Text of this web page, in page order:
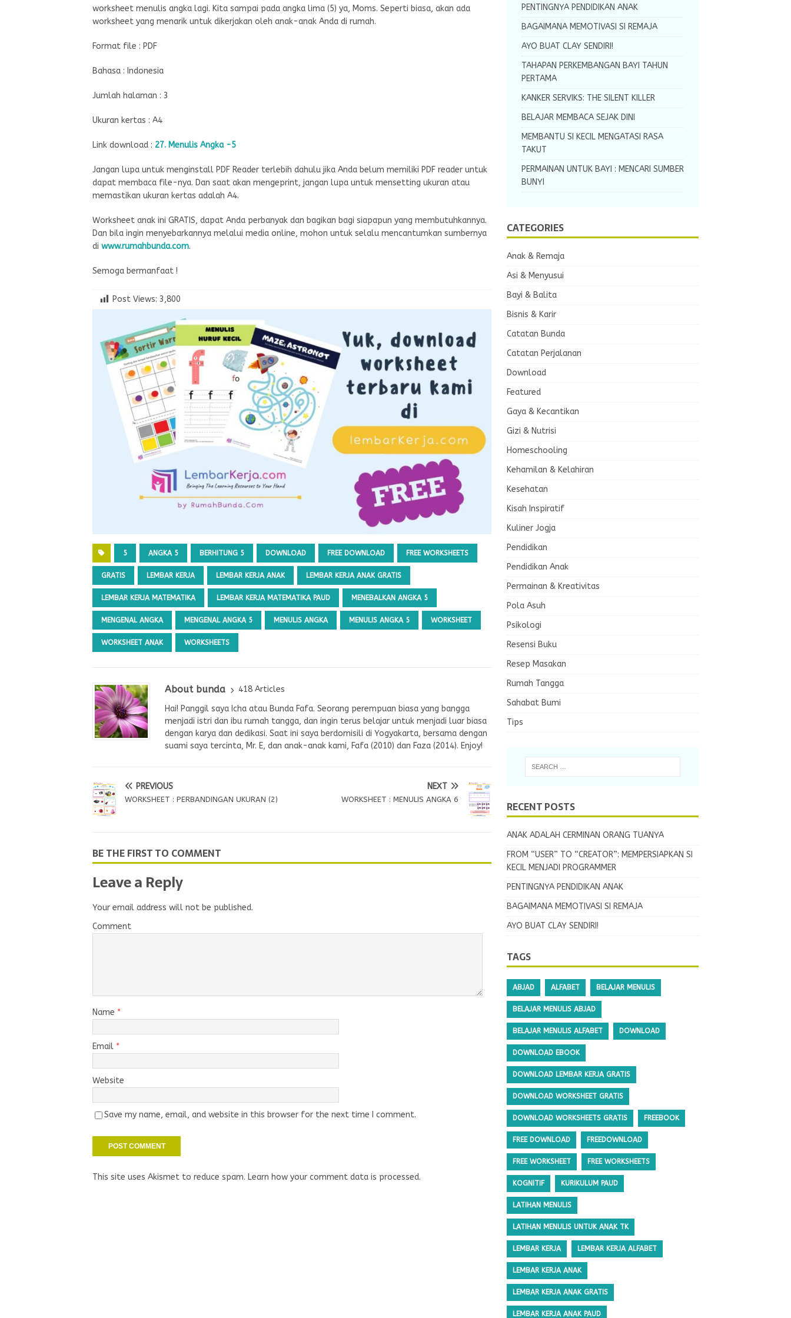
worksheet menulis angka lagi. Kita sampai pada angka lima (5) ya, Moms. Seperti biasa, akan ada
worksheet yang menarik untuk dikerjakan oleh anak-anak Anda di rumah.
Format file : PDF
Bahasa : Indonesia
Jumlah halaman : 3
Ukuran kertas : A4
Link download : 27. Menulis Angka -5
Jangan lupa untuk menginstall PDF Reader terlebih dahulu jika Anda belum memiliki PDF reader untuk
dapat membaca file-nya. Dan saat akan mengeprint, jangan lupa untuk mensetting ukuran atau
memastikan ukuran kertas adalah A4.
Worksheet anak ini GRATIS, dapat Anda perbanyak dan bagikan bagi siapapun yang membutuhkannya.
Dan bila ingin menyebarkannya melalui media online, mohon untuk selalu mencantumkan sumbernya
di www.rumahbunda.com.
Semoga bermanfaat !
Post Views: 3,800
5 ANGKA 5 BERHITUNG 5 DOWNLOAD FREE DOWNLOAD FREE WORKSHEETS
GRATIS LEMBAR KERJA LEMBAR KERJA ANAK LEMBAR KERJA ANAK GRATIS
LEMBAR KERJA MATEMATIKA LEMBAR KERJA MATEMATIKA PAUD MENEBALKAN ANGKA 5
MENGENAL ANGKA MENGENAL ANGKA 5 MENULIS ANGKA MENULIS ANGKA 5 WORKSHEET
WORKSHEET ANAK WORKSHEETS
About bunda
418 Articles
Hai! Panggil saya Icha atau Bunda Fafa. Seorang perempuan biasa yang bangga
menjadi istri dan ibu rumah tangga, dan ingin terus belajar untuk menjadi luar biasa
dengan karya dan dedikasi. Saat ini saya berdomisili di Yogyakarta, bersama dengan
suami saya tercinta, Mr. E, dan anak-anak kami, Fafa (2010) dan Faza (2014). Enjoy!
PREVIOUS
WORKSHEET : PERBANDINGAN UKURAN (2)
NEXT
WORKSHEET : MENULIS ANGKA 6
BE THE FIRST TO COMMENT
Leave a Reply
Your email address will not be published.
Comment
Name *
Email *
Website
Save my name, email, and website in this browser for the next time I comment.
This site uses Akismet to reduce spam. Learn how your comment data is processed.
PENTINGNYA PENDIDIKAN ANAK
BAGAIMANA MEMOTIVASI SI REMAJA
AYO BUAT CLAY SENDIRI!
TAHAPAN PERKEMBANGAN BAYI TAHUN
PERTAMA
KANKER SERVIKS: THE SILENT KILLER
BELAJAR MEMBACA SEJAK DINI
MEMBANTU SI KECIL MENGATASI RASA
TAKUT
PERMAINAN UNTUK BAYI : MENCARI SUMBER
BUNYI
CATEGORIES
Anak & Remaja
Asi & Menyusui
Bayi & Balita
Bisnis & Karir
Catatan Bunda
Catatan Perjalanan
Download
Featured
Gaya & Kecantikan
Gizi & Nutrisi
Homeschooling
Kehamilan & Kelahiran
Kesehatan
Kisah Inspiratif
Kuliner Jogja
Pendidikan
Pendidikan Anak
Permainan & Kreativitas
Pola Asuh
Psikologi
Resensi Buku
Resep Masakan
Rumah Tangga
Sahabat Bumi
Tips
RECENT POSTS
ANAK ADALAH CERMINAN ORANG TUANYA
FROM “USER” TO “CREATOR”: MEMPERSIAPKAN SI
KECIL MENJADI PROGRAMMER
PENTINGNYA PENDIDIKAN ANAK
BAGAIMANA MEMOTIVASI SI REMAJA
AYO BUAT CLAY SENDIRI!
TAGS
ABJAD ALFABET BELAJAR MENULIS
BELAJAR MENULIS ABJAD
BELAJAR MENULIS ALFABET DOWNLOAD
DOWNLOAD EBOOK
DOWNLOAD LEMBAR KERJA GRATIS
DOWNLOAD WORKSHEET GRATIS
DOWNLOAD WORKSHEETS GRATIS FREEBOOK
FREE DOWNLOAD FREEDOWNLOAD
FREE WORKSHEET FREE WORKSHEETS
KOGNITIF KURIKULUM PAUD
LATIHAN MENULIS
LATIHAN MENULIS UNTUK ANAK TK
LEMBAR KERJA LEMBAR KERJA ALFABET
LEMBAR KERJA ANAK
LEMBAR KERJA ANAK GRATIS
LEMBAR KERJA ANAK PAUD